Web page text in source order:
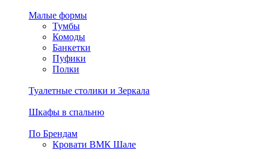
Малые формы
Тумбы
Комоды
Банкетки
Пуфики
Полки
Туалетные столики и Зеркала
Шкафы в спальню
По Брендам
Кровати ВМК Шале